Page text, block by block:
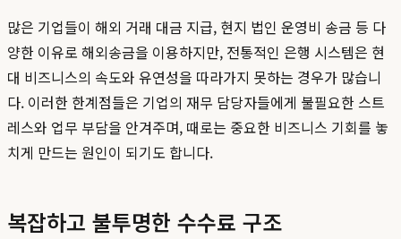
많은 기업들이 해외 거래 대금 지급, 현지 법인 운영비 송금 등 다
양한 이유로 해외송금을 이용하지만, 전통적인 은행 시스템은 현
대 비즈니스의 속도와 유연성을 따라가지 못하는 경우가 많습니
다. 이러한 한계점들은 기업의 재무 담당자들에게 불필요한 스트
레스와 업무 부담을 안겨주며, 때로는 중요한 비즈니스 기회를 놓
치게 만드는 원인이 되기도 합니다.
복잡하고 불투명한 수수료 구조